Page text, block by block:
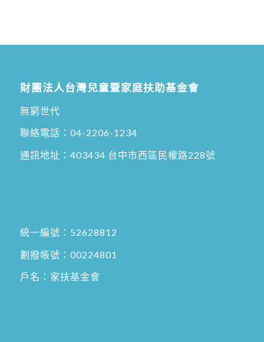
財團法人台灣兒童暨家庭扶助基金會
無窮世代
聯絡電話： 04-2206-1234
通訊地址： 403434 台中市西區民權路228號
統一編號：52628812
劃撥帳號：00224801
戶名：家扶基金會